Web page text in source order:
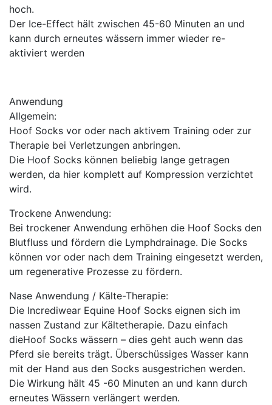
hoch.
Der Ice-Effect hält zwischen 45-60 Minuten an und
kann durch erneutes wässern immer wieder re-
aktiviert werden
Anwendung
Allgemein:
Hoof Socks vor oder nach aktivem Training oder zur
Therapie bei Verletzungen anbringen.
Die Hoof Socks können beliebig lange getragen
werden, da hier komplett auf Kompression verzichtet
wird.
Trockene Anwendung:
Bei trockener Anwendung erhöhen die Hoof Socks den
Blutfluss und fördern die Lymphdrainage. Die Socks
können vor oder nach dem Training eingesetzt werden,
um regenerative Prozesse zu fördern.
Nase Anwendung / Kälte-Therapie:
Die Incrediwear Equine Hoof Socks eignen sich im
nassen Zustand zur Kältetherapie. Dazu einfach
dieHoof Socks wässern – dies geht auch wenn das
Pferd sie bereits trägt. Überschüssiges Wasser kann
mit der Hand aus den Socks ausgestrichen werden.
Die Wirkung hält 45 -60 Minuten an und kann durch
erneutes Wässern verlängert werden.